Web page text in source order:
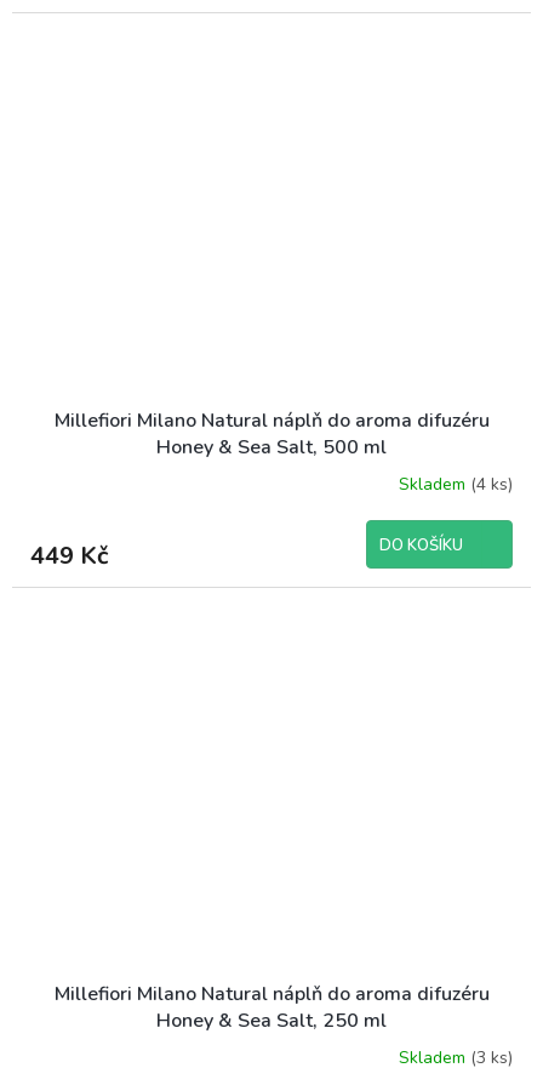
Millefiori Milano Natural náplň do aroma difuzéru
Honey & Sea Salt, 500 ml
Skladem (4 ks)
449 Kč DO KOŠÍKU
Millefiori Milano Natural náplň do aroma difuzéru
Honey & Sea Salt, 250 ml
Skladem (3 ks)